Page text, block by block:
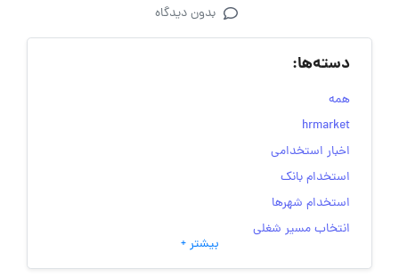
بدون دیدگاه
دسته‌ها:
همه
hrmarket
اخبار استخدامی
استخدام بانک
استخدام شهرها
انتخاب مسیر شغلی
به‌روزرسانی‌های سایت (کارجویی)
بیشتر +